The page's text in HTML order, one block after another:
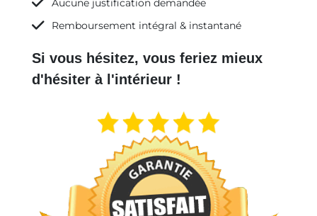
Aucune justification demandée
Remboursement intégral & instantané
Si vous hésitez, vous feriez mieux
d'hésiter à l'intérieur !